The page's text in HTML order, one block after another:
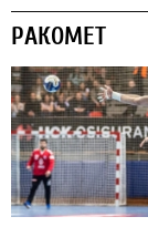
РАКОМЕТ